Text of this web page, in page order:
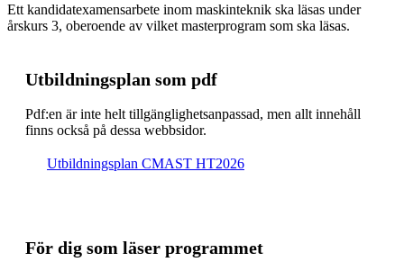
Ett kandidatexamensarbete inom maskinteknik ska läsas under
årskurs 3, oberoende av vilket masterprogram som ska läsas.
Ut­bild­nings­plan som pdf
Pdf:en är inte helt till­gäng­lig­hets­an­pas­sad, men allt inne­håll
finns också på dessa webb­sidor.
Ut­bild­nings­plan CMAST HT2026
För dig som läser programmet